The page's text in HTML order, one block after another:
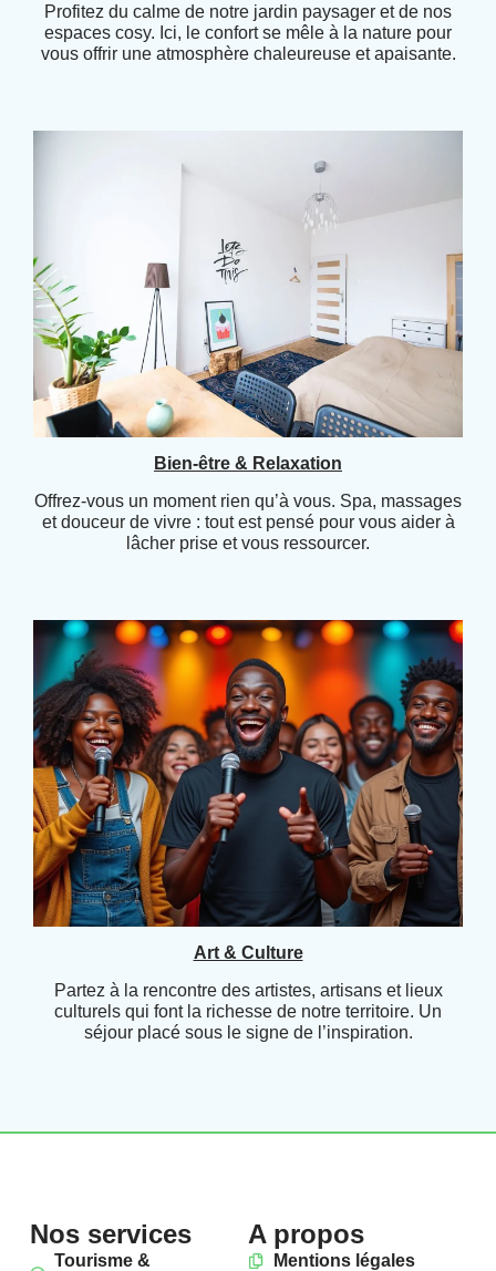
Profitez du calme de notre jardin paysager et de nos
espaces cosy. Ici, le confort se mêle à la nature pour
vous offrir une atmosphère chaleureuse et apaisante.
Bien-être & Relaxation
Offrez-vous un moment rien qu’à vous. Spa, massages
et douceur de vivre : tout est pensé pour vous aider à
lâcher prise et vous ressourcer.
Art & Culture
Partez à la rencontre des artistes, artisans et lieux
culturels qui font la richesse de notre territoire. Un
séjour placé sous le signe de l’inspiration.
Nos services
Tourisme &
A propos
Mentions légales